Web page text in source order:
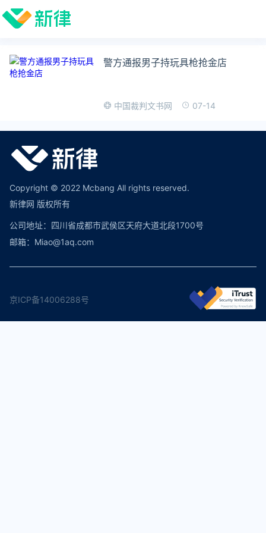
警方通报男子持玩具枪抢金店
中国裁判文书网 07-14
Copyright © 2022 Mcbang All rights reserved.
新律网 版权所有
公司地址：四川省成都市武侯区天府大道北段1700号
邮箱：Miao@1aq.com
京ICP备14006288号